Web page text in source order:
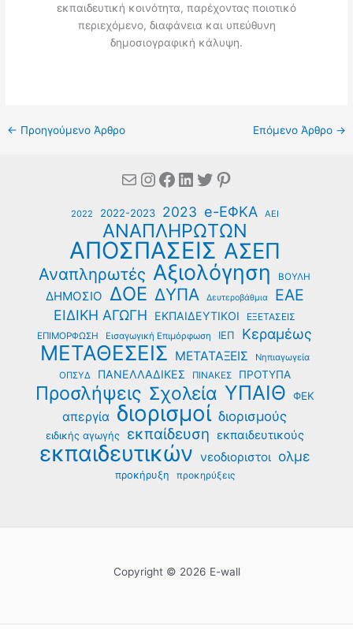
εκπαιδευτική κοινότητα, παρέχοντας ποιοτικό
περιεχόμενο, διαφάνεια και υπεύθυνη
δημοσιογραφική κάλυψη.
← Προηγούμενο Άρθρο Επόμενο Άρθρο →
MailInstagram
Facebook
Linkedin
Twitter
Pinterest
2022 2022-2023 2023 e-ΕΦΚΑ ΑΕΙ
ΑΝΑΠΛΗΡΩΤΩΝ
ΑΠΟΣΠΑΣΕΙΣ ΑΣΕΠ
Αναπληρωτές Αξιολόγηση ΒΟΥΛΗ
ΔΗΜΟΣΙΟ ΔΟΕ ΔΥΠΑ Δευτεροβάθμια ΕΑΕ
ΕΙΔΙΚΗ ΑΓΩΓΗ ΕΚΠΑΙΔΕΥΤΙΚΟΙ ΕΞΕΤΑΣΕΙΣ
ΕΠΙΜΟΡΦΩΣΗ Εισαγωγική Επιμόρφωση ΙΕΠ Κεραμέως
ΜΕΤΑΘΕΣΕΙΣ ΜΕΤΑΤΑΞΕΙΣ
Νηπιαγωγεία
ΟΠΣΥΔ
ΠΑΝΕΛΛΑΔΙΚΕΣ ΠΙΝΑΚΕΣ ΠΡΟΤΥΠΑ
Προσλήψεις Σχολεία ΥΠΑΙΘ ΦΕΚ
απεργία διορισμοί διορισμούς
ειδικής αγωγής εκπαίδευση εκπαιδευτικούς
εκπαιδευτικών νεοδιοριστοι ολμε
προκήρυξη προκηρύξεις
Copyright © 2026 E-wall